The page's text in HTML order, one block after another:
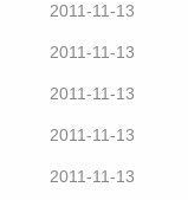
2011-11-13
2011-11-13
2011-11-13
2011-11-13
2011-11-13